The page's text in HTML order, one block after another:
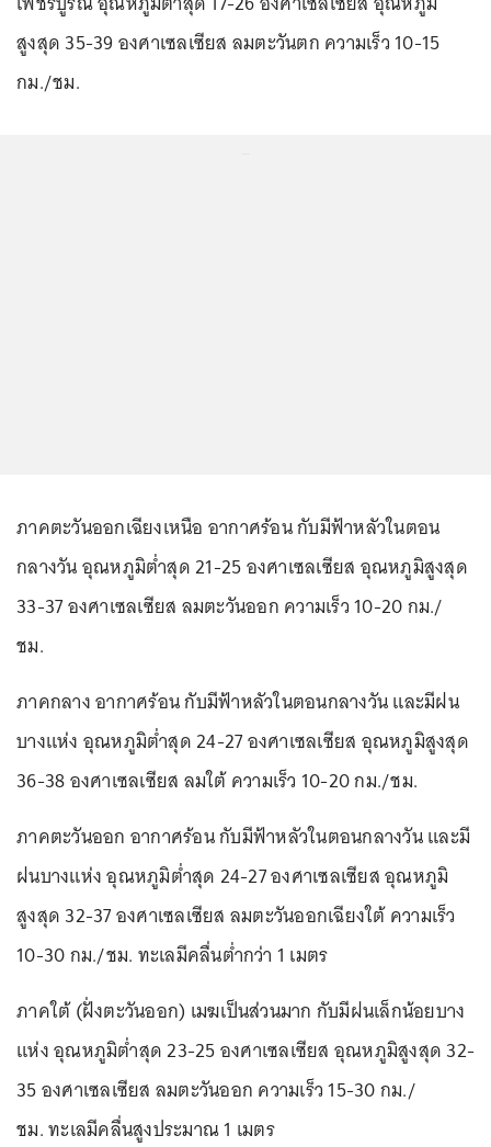
สูงสุด 35-39 องศาเซลเซียส ลมตะวันตก ความเร็ว 10-15
กม./ชม.
ภาคตะวันออกเฉียงเหนือ อากาศร้อน กับมีฟ้าหลัวในตอน
กลางวัน อุณหภูมิต่ำสุด 21-25 องศาเซลเซียส อุณหภูมิสูงสุด
33-37 องศาเซลเซียส ลมตะวันออก ความเร็ว 10-20 กม./
ชม.
ภาคกลาง อากาศร้อน กับมีฟ้าหลัวในตอนกลางวัน และมีฝน
บางแห่ง อุณหภูมิต่ำสุด 24-27 องศาเซลเซียส อุณหภูมิสูงสุด
36-38 องศาเซลเซียส ลมใต้ ความเร็ว 10-20 กม./ชม.
ภาคตะวันออก อากาศร้อน กับมีฟ้าหลัวในตอนกลางวัน และมี
ฝนบางแห่ง อุณหภูมิต่ำสุด 24-27 องศาเซลเซียส อุณหภูมิ
สูงสุด 32-37 องศาเซลเซียส ลมตะวันออกเฉียงใต้ ความเร็ว
10-30 กม./ชม. ทะเลมีคลื่นต่ำกว่า 1 เมตร
ภาคใต้ (ฝั่งตะวันออก) เมฆเป็นส่วนมาก กับมีฝนเล็กน้อยบาง
แห่ง อุณหภูมิต่ำสุด 23-25 องศาเซลเซียส อุณหภูมิสูงสุด 32-
35 องศาเซลเซียส ลมตะวันออก ความเร็ว 15-30 กม./
ชม. ทะเลมีคลื่นสูงประมาณ 1 เมตร